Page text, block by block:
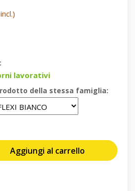
lavorativi
della stessa famiglia:
Aggiungi al carrello